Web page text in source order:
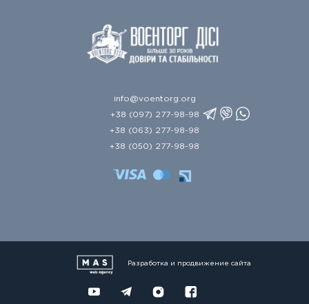
info@voentorg.org
+38 (097) 277-98-98
+38 (063) 277-98-98
+38 (050) 277-98-98
Разработка и продвижение сайта